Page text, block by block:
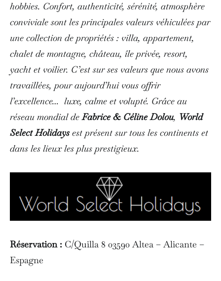
hobbies. Confort, authenticité, sérénité, atmosphère
conviviale sont les principales valeurs véhiculées par
une collection de propriétés : villa, appartement,
chalet de montagne, château, île privée, resort,
yacht et voilier. C’est sur ses valeurs que nous avons
travaillées, pour aujourd’hui vous offrir
l’excellence… luxe, calme et volupté. Grâce au
réseau mondial deFabrice & Céline Dolou, World
Select Holidaysest présent sur tous les continents et
dans les lieux les plus prestigieux.
Réservation : C/Quilla 8 03590 Altea – Alicante –
Espagne